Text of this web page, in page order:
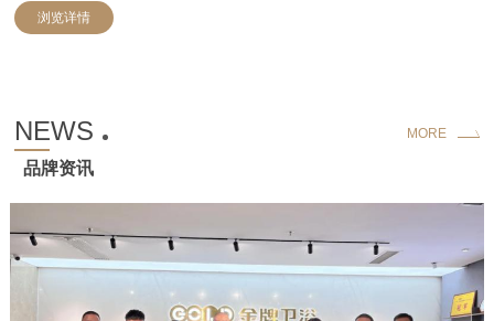
浏览详情
NEWS
品牌资讯
MORE